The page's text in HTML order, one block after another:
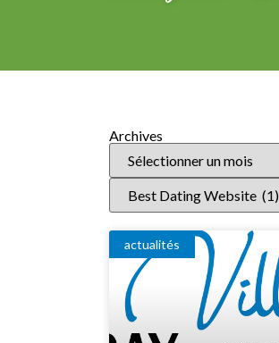
Archives
actualités